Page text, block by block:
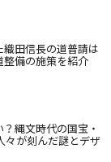
織田信長の道普請は
整備の施策を紹介
縄文時代の国宝・
々が刻んだ謎とデザ